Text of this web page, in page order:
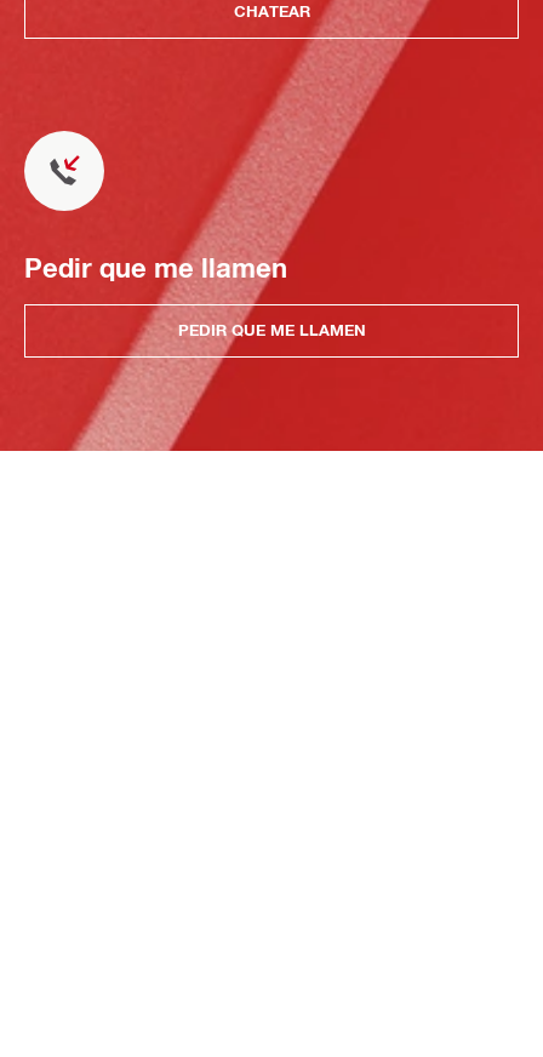
CHATEAR
Pedir que me llamen
PEDIR QUE ME LLAMEN